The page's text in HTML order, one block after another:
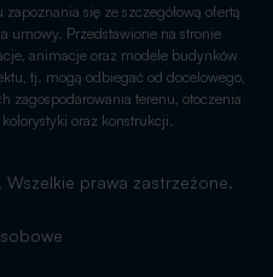
się ze szczegółową ofertą
umowy. Przedstawione na stronie
animacje oraz modele budynków
tj. mogą odbiegać od docelowego,
zagospodarowania terenu, otoczenia
oraz konstrukcji.
prawa zastrzeżone.